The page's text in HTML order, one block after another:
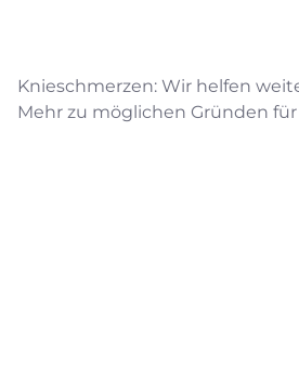
Knieschmerzen: Wir helfen
Mehr zu möglichen Gründen